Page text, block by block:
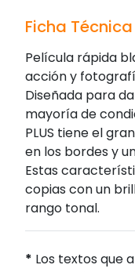
Ficha Técnica
Película rápida
acción y
Diseñada para
mayoría de
PLUS tiene el
en los bordes y
Estas
copias con un
rango tonal.
* Los textos que